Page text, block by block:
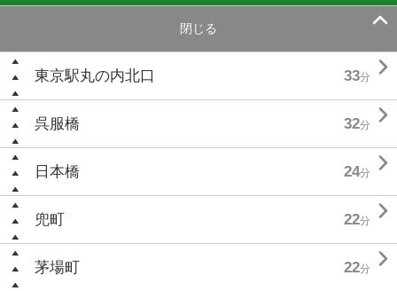
閉じる 
東京駅丸の内北口 33分 
呉服橋 32分 
日本橋 24分 
兜町 22分 
茅場町 22分 